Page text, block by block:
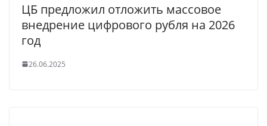
ЦБ предложил отложить массовое
внедрение цифрового рубля на 2026
год
26.06.2025